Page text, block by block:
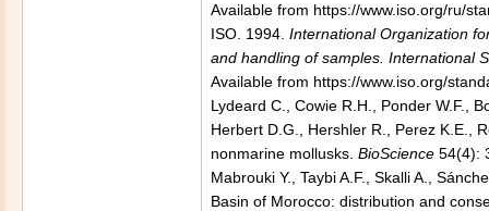
Available from https://www.iso.org/ru/
ISO. 1994. International Organization
and handling of samples. International
Available from https://www.iso.org/
Lydeard C., Cowie R.H., Ponder W.F.,
Herbert D.G., Hershler R., Perez K.E.,
nonmarine mollusks. BioScience 54(4):
Mabrouki Y., Taybi A.F., Skalli A.,
Basin of Morocco: distribution and